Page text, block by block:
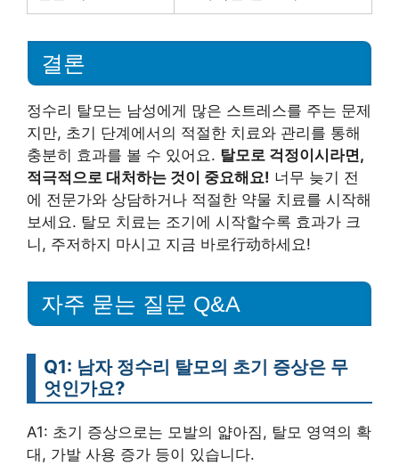
결론
정수리 탈모는 남성에게 많은 스트레스를 주는 문제
지만, 초기 단계에서의 적절한 치료와 관리를 통해
충분히 효과를 볼 수 있어요. 탈모로 걱정이시라면,
적극적으로 대처하는 것이 중요해요! 너무 늦기 전
에 전문가와 상담하거나 적절한 약물 치료를 시작해
보세요. 탈모 치료는 조기에 시작할수록 효과가 크
니, 주저하지 마시고 지금 바로行动하세요!
자주 묻는 질문 Q&A
Q1: 남자 정수리 탈모의 초기 증상은 무
엇인가요?
A1: 초기 증상으로는 모발의 얇아짐, 탈모 영역의 확
대, 가발 사용 증가 등이 있습니다.